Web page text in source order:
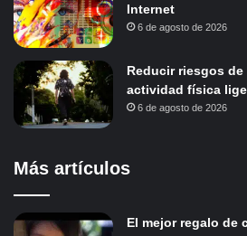
Internet
6 de agosto de 2026
Reducir riesgos
actividad física
6 de agosto de 2026
Más artículos
El mejor regalo de